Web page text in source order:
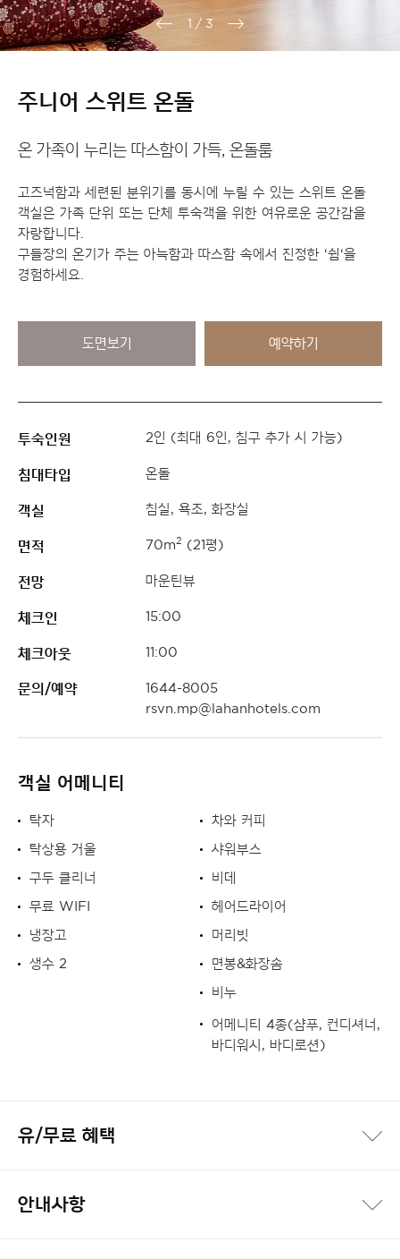
1 / 3
주니어 스위트 온돌
온 가족이 누리는 따스함이 가득, 온돌룸
고즈넉함과 세련된 분위기를 동시에 누릴 수 있는 스위트 온돌
객실은 가족 단위 또는 단체 투숙객을 위한 여유로운 공간감을
자랑합니다.
구들장의 온기가 주는 아늑함과 따스함 속에서 진정한 ‘쉼‘을
경험하세요.
도면보기 예약하기
투숙인원 2인 (최대 6인, 침구 추가 시 가능)
침대타입 온돌
객실 침실, 욕조, 화장실
면적 70m2 (21평)
전망 마운틴뷰
체크인 15:00
체크아웃 11:00
문의/예약
1644-8005
rsvn.mp@lahanhotels.com
객실 어메니티
탁자
탁상용 거울
구두 클리너
무료 WIFI
냉장고
생수 2
차와 커피
샤워부스
비데
헤어드라이어
머리빗
면봉&화장솜
비누
어메니티 4종(샴푸, 컨디셔너,
바디워시, 바디로션)
유/무료 혜택
안내사항